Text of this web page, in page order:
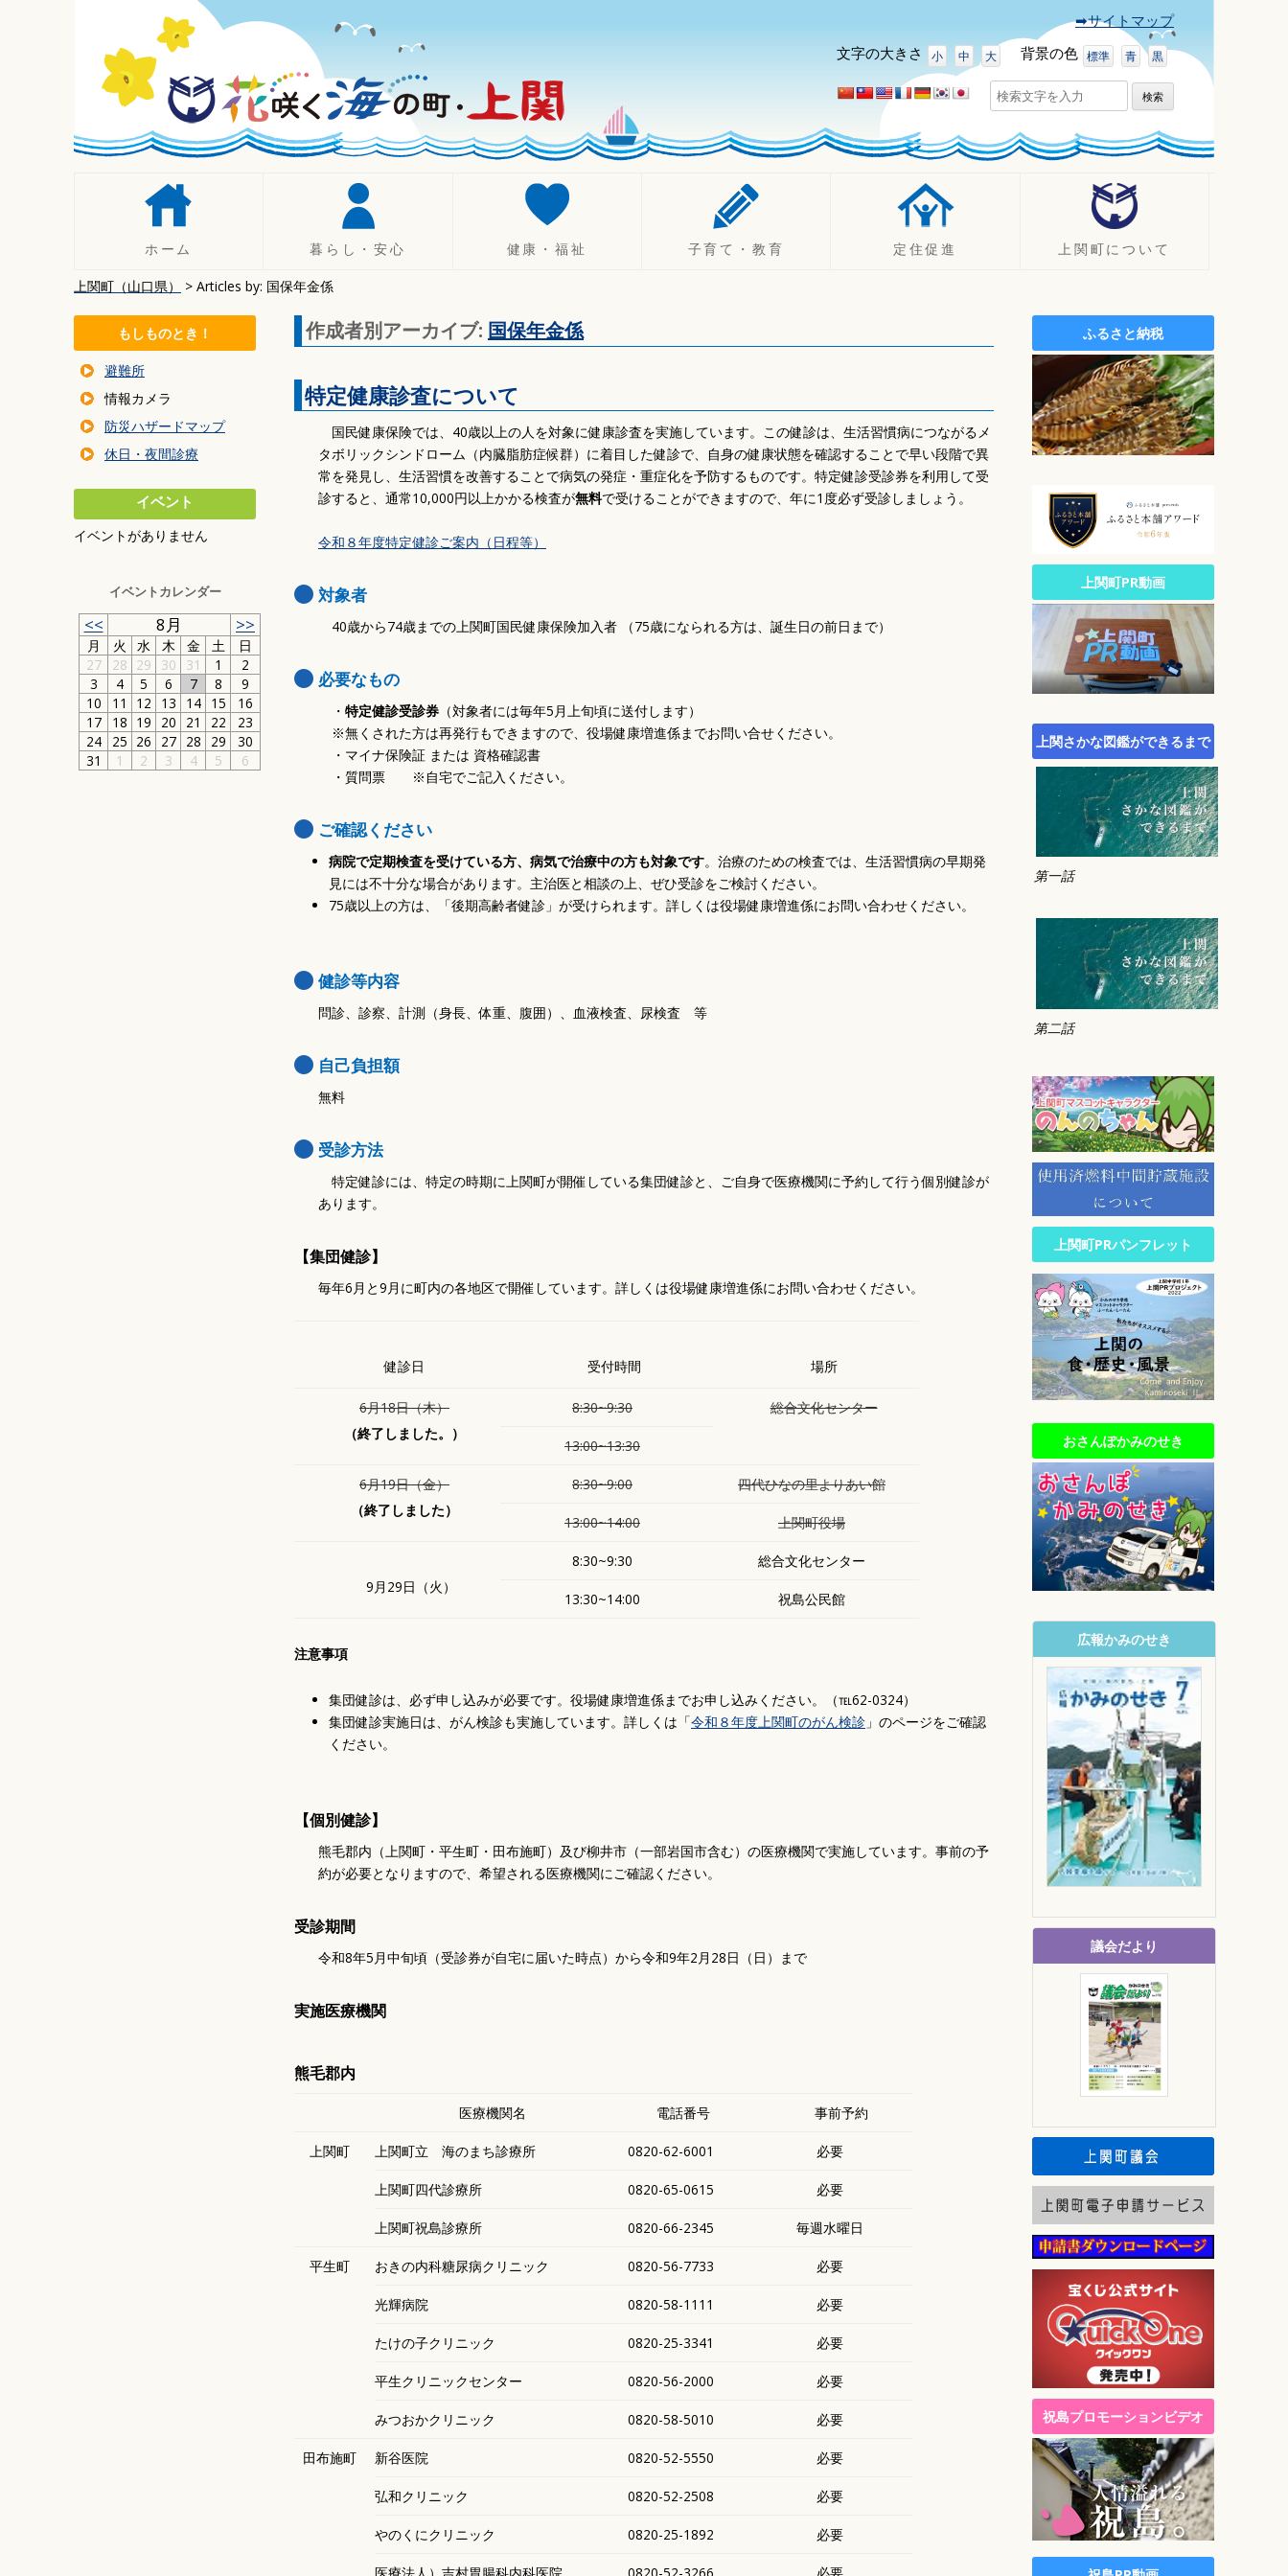
動
➡サイトマップ
文字の大きさ 小 中 大 背景の色 標準 青 黒
検
索:
ホーム 暮らし・安心
人権
手続き
税について
暮らしの相談
暮らしの環境
交通・乗り物
住まい・建築・道路
事業者の方へ
健康・福祉
健康診断・相談
健康保険
後期高齢者医療制度
介護保険
高齢者向け事業
生活支援・特別弔慰金
子育て・教育
保育園・学校・教育
補助・助成・手当
講座・教室
定住促進 上関町について
観光
イベント
ふるさと納税（ふるさと寄附
施設案内
公園・自然
文化
広報
統計
行財政
農林水産業
施策・計画
町議会
オープンデータサイト
上関町（山口県） > Articles by: 国保年金係
作成者別アーカイブ: 国保年金係
特定健康診査について
国民健康保険では、40歳以上の人を対象に健康診査を実施しています。この健診は、生活習慣病につながるメ
タボリックシンドローム（内臓脂肪症候群）に着目した健診で、自身の健康状態を確認することで早い段階で異
常を発見し、生活習慣を改善することで病気の発症・重症化を予防するものです。特定健診受診券を利用して受
診すると、通常10,000円以上かかる検査が無料で受けることができますので、年に1度必ず受診しましょう。
令和８年度特定健診ご案内（日程等）
対象者
40歳から74歳までの上関町国民健康保険加入者 （75歳になられる方は、誕生日の前日まで）
必要なもの
・ 特定健診受診券 （対象者には毎年5月上旬頃に送付します）
※無くされた方は再発行もできますので、役場健康増進係までお問い合せください。
・マイナ保険証 または 資格確認書
・質問票 ※自宅でご記入ください。
ご確認ください
病院で定期検査を受けている方、病気で治療中の方も対象です。治療のための検査では、生活習慣病の早期発
見には不十分な場合があります。主治医と相談の上、ぜひ受診をご検討ください。
75歳以上の方は、「後期高齢者健診」が受けられます。詳しくは役場健康増進係にお問い合わせください。
健診等内容
問診、診察、計測（身長、体重、腹囲）、血液検査、尿検査 等
自己負担額
無料
受診方法
特定健診には、特定の時期に上関町が開催している集団健診と、ご自身で医療機関に予約して行う個別健診が
あります。
【集団健診】
毎年6月と9月に町内の各地区で開催しています。詳しくは役場健康増進係にお問い合わせください。
健診日 受付時間 場所
6月18日（木）
（終了しました。）
8:30~9:30 総合文化センター
13:00~13:30
6月19日（金）
（終了しました）
8:30~9:00 四代ひなの里よりあい館
13:00~14:00 上関町役場
9月29日（火）
8:30~9:30 総合文化センター
13:30~14:00 祝島公民館
注意事項
集団健診は、必ず申し込みが必要です。役場健康増進係までお申し込みください。（℡62-0324）
集団健診実施日は、がん検診も実施しています。詳しくは「令和８年度上関町のがん検診 」のページをご確認
ください。
【個別健診】
熊毛郡内（上関町・平生町・田布施町）及び柳井市（一部岩国市含む）の医療機関で実施しています。事前の予
約が必要となりますので、希望される医療機関にご確認ください。
受診期間
令和8年5月中旬頃（受診券が自宅に届いた時点）から令和9年2月28日（日）まで
実施医療機関
熊毛郡内
医療機関名 電話番号 事前予約
上関町 上関町立 海のまち診療所 0820-62-6001 必要
上関町四代診療所 0820-65-0615 必要
上関町祝島診療所 0820-66-2345 毎週水曜日
平生町 おきの内科糖尿病クリニック 0820-56-7733 必要
光輝病院 0820-58-1111 必要
たけの子クリニック 0820-25-3341 必要
平生クリニックセンター 0820-56-2000 必要
みつおかクリニック 0820-58-5010 必要
田布施町 新谷医院 0820-52-5550 必要
弘和クリニック 0820-52-2508 必要
やのくにクリニック 0820-25-1892 必要
医療法人）吉村胃腸科内科医院 0820-52-3266 必要
もしものとき！
避難所
情報カメラ
防災ハザードマップ
休日・夜間診療
イベント
イベントがありません
イベントカレンダー
<< 8月 >>
月 火 水 木 金 土
日
27
28 29 30 31 1
2
3
4 5 6 7 8
9
10
11 12 13 14 15
16
17
18 19 20 21 22
23
24
25 26 27 28 29
30
31
1 2 3 4 5 6
ふるさと納税
上関町PR動画
上関さかな図鑑ができるまで
第一話
第二話
上関町PRパンフレット
おさんぽかみのせき
広報かみのせき
議会だより
祝島プロモーションビデオ